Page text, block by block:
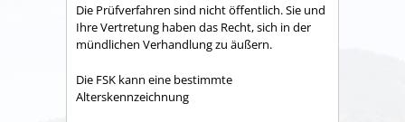
Die Prüfverfahren sind nicht öffentlich. Sie und
Ihre Vertretung haben das Recht, sich in der
mündlichen Verhandlung zu äußern.
Die FSK kann eine bestimmte
Alterskennzeichnung